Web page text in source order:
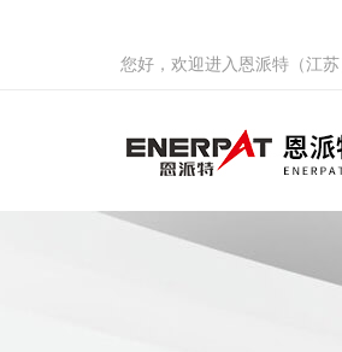
您好，欢迎进入恩派特（江